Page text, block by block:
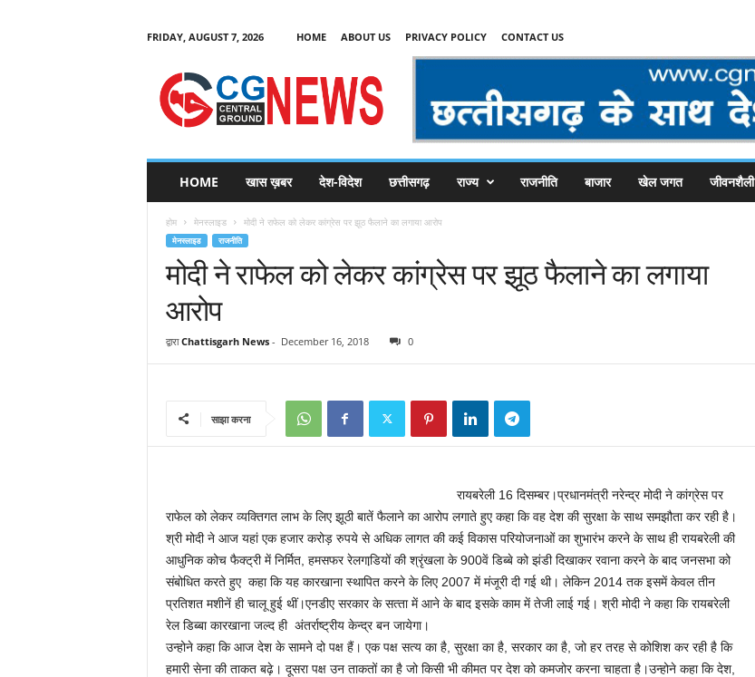
FRIDAY, AUGUST 7, 2026 HOME ABOUT US PRIVACY POLICY CONTACT US
C
HOME खास ख़बर देश-विदेश छत्तीसगढ़ राज्य राजनीति बाजार खेल जगत जीवनशैली
होम मेनस्लाइड मोदी ने राफेल को लेकर कांग्रेस पर झूठ फैलाने का लगाया आरोप
मेनस्लाइड राजनीति
मोदी ने राफेल को लेकर कांग्रेस पर झूठ फैलाने का लगाया
आरोप
द्वारा Chattisgarh News- December 16, 2018 0
साझा करना
रायबरेली 16 दिसम्बर।प्रधानमंत्री नरेन्‍द्र मोदी ने कांग्रेस पर
राफेल को लेकर व्‍यक्तिगत लाभ के लिए झूठी बातें फैलाने का आरोप लगाते हुए कहा कि वह देश की सुरक्षा के साथ समझौता कर रही है।
श्री मोदी ने आज यहां एक हजार करोड़ रुपये से अधिक लागत की कई विकास परियोजनाओं का शुभारंभ करने के साथ ही रायबरेली की
आधुनिक कोच फैक्‍ट्री में निर्मित, हमसफर रेलगाडि़यों की श्रृंखला के 900वें डिब्‍बे को झंडी दिखाकर रवाना करने के बाद जनसभा को
संबोधित करते हुए कहा कि यह कारखाना स्‍थापित करने के लिए 2007 में मंजूरी दी गई थी। लेकिन 2014 तक इसमें केवल तीन
प्रतिशत मशीनें ही चालू हुई थीं।एनडीए सरकार के सत्‍ता में आने के बाद इसके काम में तेजी लाई गई। श्री मोदी ने कहा कि रायबरेली
रेल डिब्‍बा कारखाना जल्‍द ही अंतर्राष्‍ट्रीय केन्‍द्र बन जायेगा।
उन्होने कहा कि आज देश के सामने दो पक्ष हैं। एक पक्ष सत्‍य का है, सुरक्षा का है, सरकार का है, जो हर तरह से कोशिश कर रही है कि
हमारी सेना की ताकत बढ़े। दूसरा पक्ष उन ताकतों का है जो किसी भी कीमत पर देश को कमजोर करना चाहता है।उन्होने कहा कि देश,